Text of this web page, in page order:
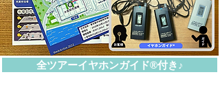
全ツアーイヤホンガイド®付き♪